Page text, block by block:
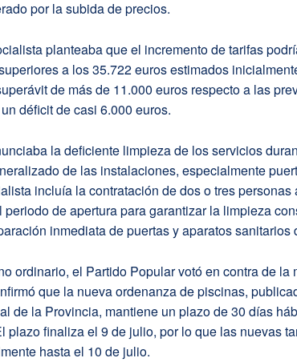
por la subida de precios.
planteaba que el incremento de tarifas
a los 35.722 euros estimados
de más de 11.000 euros respecto a las
déficit de casi 6.000 euros.
la deficiente limpieza de los servicios
de las instalaciones, especialmente
incluía la contratación de dos o tres personas
periodo de apertura para garantizar la limpieza
inmediata de puertas y aparatos sanitarios
ordinario, el Partido Popular votó en contra de la
que la nueva ordenanza de piscinas,
de la Provincia, mantiene un plazo de 30 días
plazo finaliza el 9 de julio, por lo que las nuevas
hasta el 10 de julio.